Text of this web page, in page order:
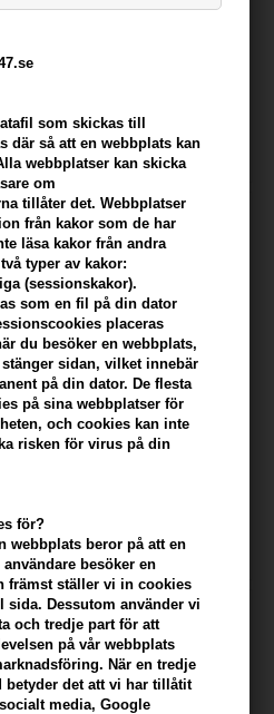
som skickas till
där så att en webbplats kan
webbplatser kan skicka
om
tillåter det. Webbplatser
från kakor som de har
läsa kakor från andra
typer av kakor:
(sessionskakor).
som en fil på din dator
placeras
du besöker en webbplats,
sidan, vilket innebär
på din dator. De flesta
på sina webbplatser för
och cookies kan inte
risken för virus på din
för?
webbplats beror på att en
besöker en
främst ställer vi in ​​cookies
sida. Dessutom använder vi
och tredje part för att
på vår webbplats
När en tredje
betyder det att vi har tillåtit
media, Google
epiic nr 10 Protect?it Heat